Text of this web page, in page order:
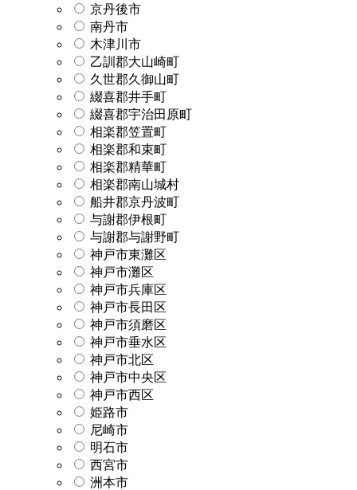
京丹後市
南丹市
木津川市
乙訓郡大山崎町
久世郡久御山町
綴喜郡井手町
綴喜郡宇治田原町
相楽郡笠置町
相楽郡和束町
相楽郡精華町
相楽郡南山城村
船井郡京丹波町
与謝郡伊根町
与謝郡与謝野町
神戸市東灘区
神戸市灘区
神戸市兵庫区
神戸市長田区
神戸市須磨区
神戸市垂水区
神戸市北区
神戸市中央区
神戸市西区
姫路市
尼崎市
明石市
西宮市
洲本市